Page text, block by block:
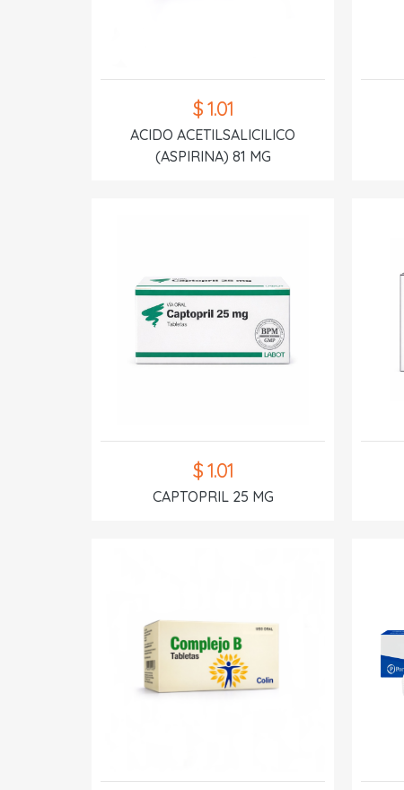
$ 1.01
ACIDO ACETILSALICILICO
(ASPIRINA) 81 MG
$ 1.01
CAPTOPRIL 25 MG